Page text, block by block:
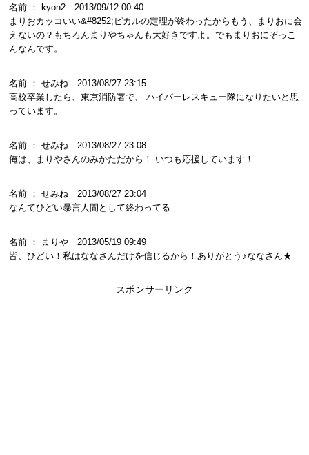
名前 ： kyon2 2013/09/12 00:40
まりおカッコいい&#8252;ピカルの定理が終わったからもう、まりおに会
えないの？もちろんまりやちゃんも大好きですよ。でもまりおにぞっこ
んなんです。
名前 ： せみね 2013/08/27 23:15
高校卒業したら、東京消防署で、 ハイパーレスキュー隊になりたいと思
っています。
名前 ： せみね 2013/08/27 23:08
俺は、まりやさんのみかただから！ いつも応援しています！
名前 ： せみね 2013/08/27 23:04
なんてひどい暴言人間として終わってる
名前 ： まりや 2013/05/19 09:49
皆、ひどい！私はななさんだけを信じるから！ありがとう♪ななさん★
スポンサーリンク